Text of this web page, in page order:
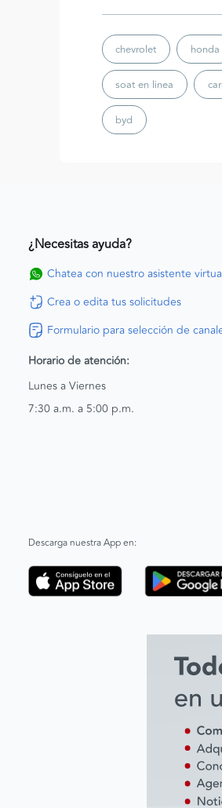
chevrolet honda
soat en linea
byd
¿Necesitas ayuda?
Chatea con nuestro asistente
Crea o edita tus solicitudes
Formulario para selección de
Horario de atención:
Lunes a Viernes
7:30 a.m. a 5:00 p.m.
Descarga nuestra App en: